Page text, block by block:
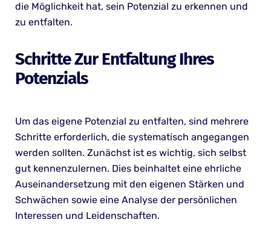
die Möglichkeit hat, sein Potenzial zu erkennen und
zu entfalten.
Schritte Zur Entfaltung Ihres
Potenzials
Um das eigene Potenzial zu entfalten, sind mehrere
Schritte erforderlich, die systematisch angegangen
werden sollten. Zunächst ist es wichtig, sich selbst
gut kennenzulernen. Dies beinhaltet eine ehrliche
Auseinandersetzung mit den eigenen Stärken und
Schwächen sowie eine Analyse der persönlichen
Interessen und Leidenschaften.